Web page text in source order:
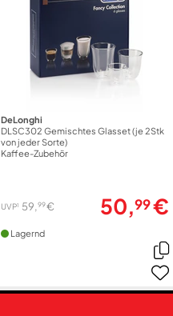
DeLonghi
DLSC302 Gemischtes Glasset (je 2Stk
von jeder Sorte)
Kaffee-Zubehör
UVP1 59,99€ 50,99€
Lagernd